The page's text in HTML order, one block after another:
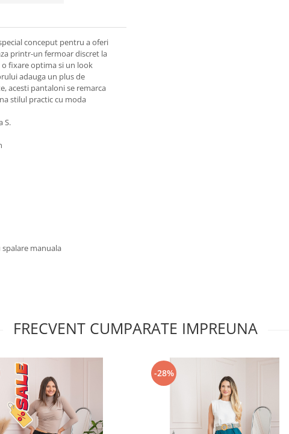
conceput pentru a oferi
printr-un fermoar discret la
o fixare optima si un look
adauga un plus de
acesti pantaloni se remarca
stilul practic cu moda
S.
manuala
FRECVENT CUMPARATE IMPREUNA
-28%